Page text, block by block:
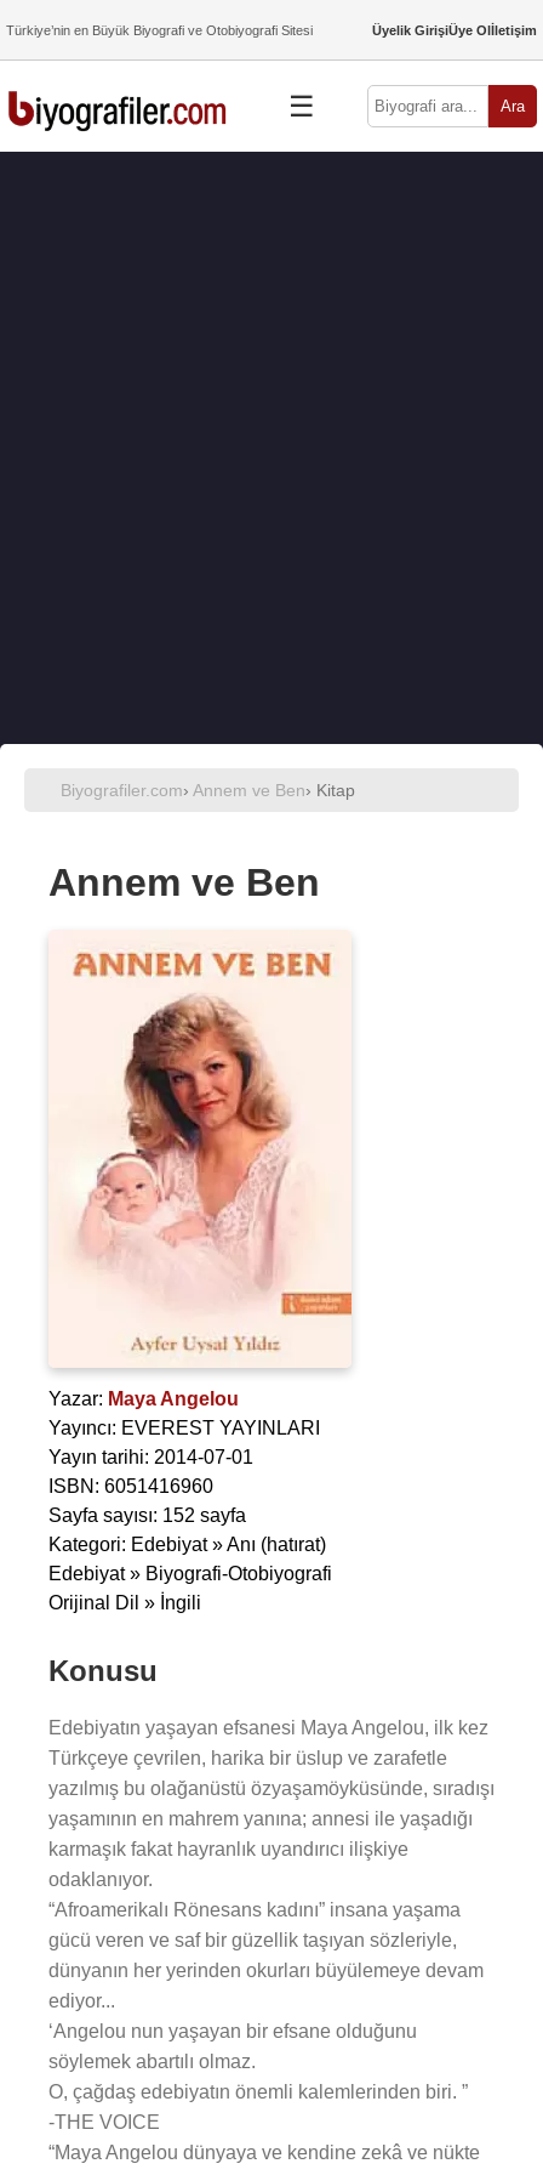
Türkiye’nin en Büyük Biyografi ve Otobiyografi Sitesi Üyelik GirişiÜye Olİletişim
☰ Ara
Biyografiler.com› Annem ve Ben› Kitap
Annem ve Ben
Yazar: Maya Angelou
Yayıncı: EVEREST YAYINLARI
Yayın tarihi: 2014-07-01
ISBN: 6051416960
Sayfa sayısı: 152 sayfa
Kategori: Edebiyat » Anı (hatırat)
Edebiyat » Biyografi-Otobiyografi
Orijinal Dil » İngili
Konusu
Edebiyatın yaşayan efsanesi Maya Angelou, ilk kez
Türkçeye çevrilen, harika bir üslup ve zarafetle
yazılmış bu olağanüstü özyaşamöyküsünde, sıradışı
yaşamının en mahrem yanına; annesi ile yaşadığı
karmaşık fakat hayranlık uyandırıcı ilişkiye
odaklanıyor.
“Afroamerikalı Rönesans kadını” insana yaşama
gücü veren ve saf bir güzellik taşıyan sözleriyle,
dünyanın her yerinden okurları büyülemeye devam
ediyor...
‘Angelou nun yaşayan bir efsane olduğunu
söylemek abartılı olmaz.
O, çağdaş edebiyatın önemli kalemlerinden biri. ”
-THE VOICE
“Maya Angelou dünyaya ve kendine zekâ ve nükte